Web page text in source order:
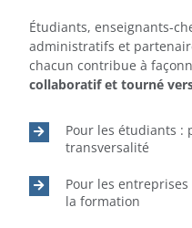
Étudiants, enseignants-
administratifs et
chacun contribue à
collaboratif et tourné
Pour les étudiants :
transversalité
Pour les
la formation